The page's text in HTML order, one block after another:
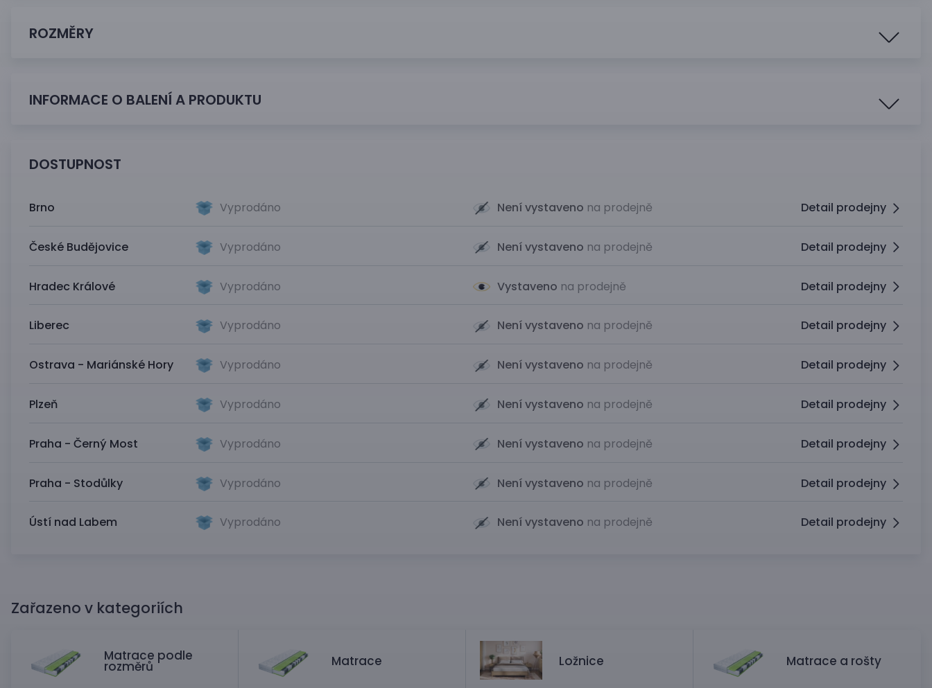
ROZMĚRY
INFORMACE O BALENÍ A PRODUKTU
DOSTUPNOST
Brno Vyprodáno Není vystaveno na prodejně Detail prodejny
České Budějovice Vyprodáno Není vystaveno na prodejně Detail prodejny
Hradec Králové Vyprodáno Vystaveno na prodejně Detail prodejny
Liberec Vyprodáno Není vystaveno na prodejně Detail prodejny
Ostrava - Mariánské Hory Vyprodáno Není vystaveno na prodejně Detail prodejny
Plzeň Vyprodáno Není vystaveno na prodejně Detail prodejny
Praha - Černý Most Vyprodáno Není vystaveno na prodejně Detail prodejny
Praha - Stodůlky Vyprodáno Není vystaveno na prodejně Detail prodejny
Ústí nad Labem Vyprodáno Není vystaveno na prodejně Detail prodejny
Zařazeno v kategoriích
Matrace podle
rozměrů Matrace Ložnice Matrace a rošty